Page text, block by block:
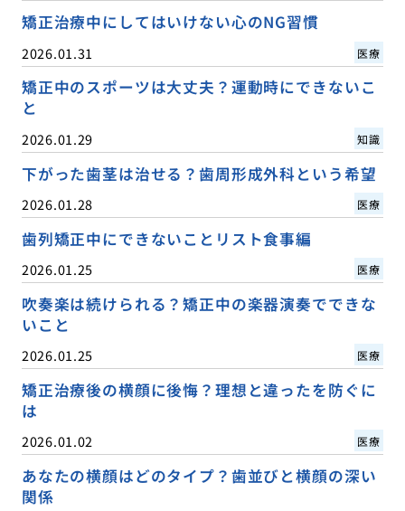
矯正治療中にしてはいけない心のNG習慣
2026.01.31 医療
矯正中のスポーツは大丈夫？運動時にできないこ
と
2026.01.29 知識
下がった歯茎は治せる？歯周形成外科という希望
2026.01.28 医療
歯列矯正中にできないことリスト食事編
2026.01.25 医療
吹奏楽は続けられる？矯正中の楽器演奏でできな
いこと
2026.01.25 医療
矯正治療後の横顔に後悔？理想と違ったを防ぐに
は
2026.01.02 医療
あなたの横顔はどのタイプ？歯並びと横顔の深い
関係